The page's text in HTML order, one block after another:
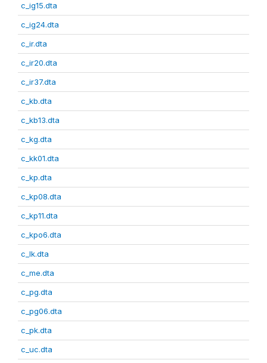
c_ig15.dta
c_ig24.dta
c_ir.dta
c_ir20.dta
c_ir37.dta
c_kb.dta
c_kb13.dta
c_kg.dta
c_kk01.dta
c_kp.dta
c_kp08.dta
c_kp11.dta
c_kpo6.dta
c_lk.dta
c_me.dta
c_pg.dta
c_pg06.dta
c_pk.dta
c_uc.dta